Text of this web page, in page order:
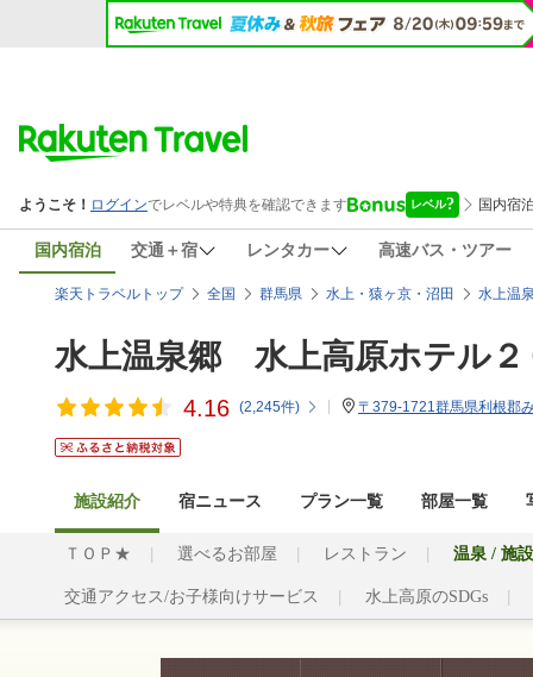
国内宿泊 交通＋宿 レンタカー 高速バス・ツアー
楽天トラベルトップ 全国 群馬県 水上・猿ヶ京・沼田 水上温
水上温泉郷 水上高原ホテル２
4.16 (2,245件) 〒379-1721群馬県利根郡
施設紹介 宿ニュース プラン一覧 部屋一覧
ＴＯＰ★ 選べるお部屋 レストラン 温泉 / 施設
交通アクセス/お子様向けサービス 水上高原のSDGs